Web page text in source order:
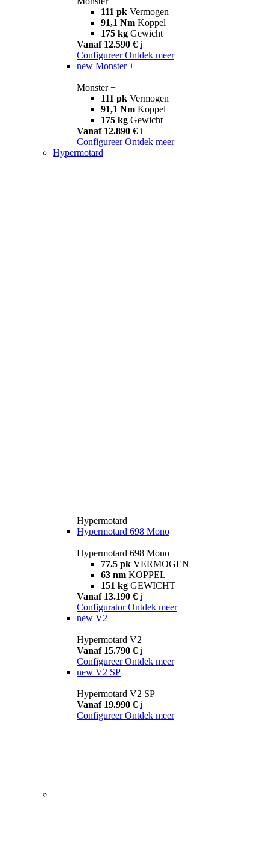
111 pk Vermogen
91,1 Nm Koppel
175 kg Gewicht
Vanaf 12.590 € i
Configureer Ontdek meer
new Monster +
Monster +
111 pk Vermogen
91,1 Nm Koppel
175 kg Gewicht
Vanaf 12.890 € i
Configureer Ontdek meer
Hypermotard
Hypermotard
Hypermotard 698 Mono
Hypermotard 698 Mono
77.5 pk VERMOGEN
63 nm KOPPEL
151 kg GEWICHT
Vanaf 13.190 € i
Configurator Ontdek meer
new V2
Hypermotard V2
Vanaf 15.790 € i
Configureer Ontdek meer
new V2 SP
Hypermotard V2 SP
Vanaf 19.990 € i
Configureer Ontdek meer